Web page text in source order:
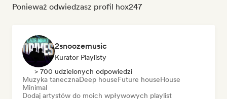
Ponieważ odwiedzasz profil hox247
2snoozemusic
Kurator Playlisty
> 700 udzielonych odpowiedzi
Muzyka tanecznaDeep houseFuture houseHouse
Minimal
Dodaj artystów do moich wpływowych playlist